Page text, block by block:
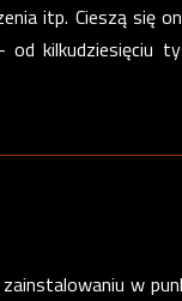
itp. Cieszą się
kilkudziesięciu
w